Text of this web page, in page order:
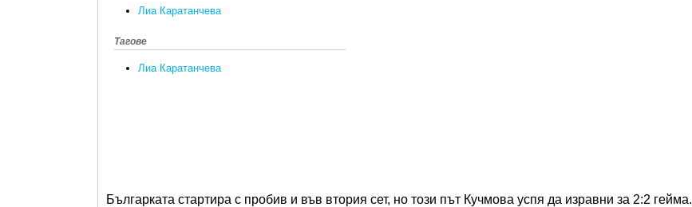
Лиа Каратанчева
Тагове
Лиа Каратанчева
Българката стартира с пробив и във втория сет, но този път Кучмова успя да изравни за 2:2 гейма.